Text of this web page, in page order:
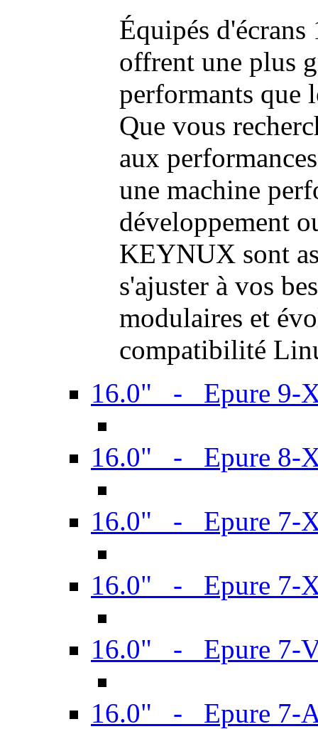
Équipés
offrent une plus
performants que
Que vous
aux
une machine
développement
KEYNUX sont
s'ajuster à vos
modulaires et
compatibilité
16.0" - Epure 9-
16.0" - Epure 8-
16.0" - Epure 7-
16.0" - Epure 7-
16.0" - Epure 7-
16.0" - Epure 7-